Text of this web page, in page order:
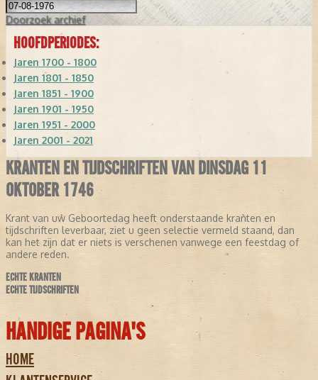
Doorzoek archief
HOOFDPERIODES:
Jaren 1700 - 1800
Jaren 1801 - 1850
Jaren 1851 - 1900
Jaren 1901 - 1950
Jaren 1951 - 2000
Jaren 2001 - 2021
KRANTEN EN TIJDSCHRIFTEN VAN DINSDAG 11
OKTOBER 1746
Krant van uw Geboortedag heeft onderstaande kranten en
tijdschriften leverbaar, ziet u geen selectie vermeld staand, dan
kan het zijn dat er niets is verschenen vanwege een feestdag of
andere reden.
ECHTE KRANTEN
ECHTE TIJDSCHRIFTEN
HANDIGE PAGINA'S
HOME